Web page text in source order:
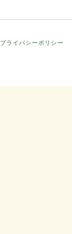
プライバシーポリシー